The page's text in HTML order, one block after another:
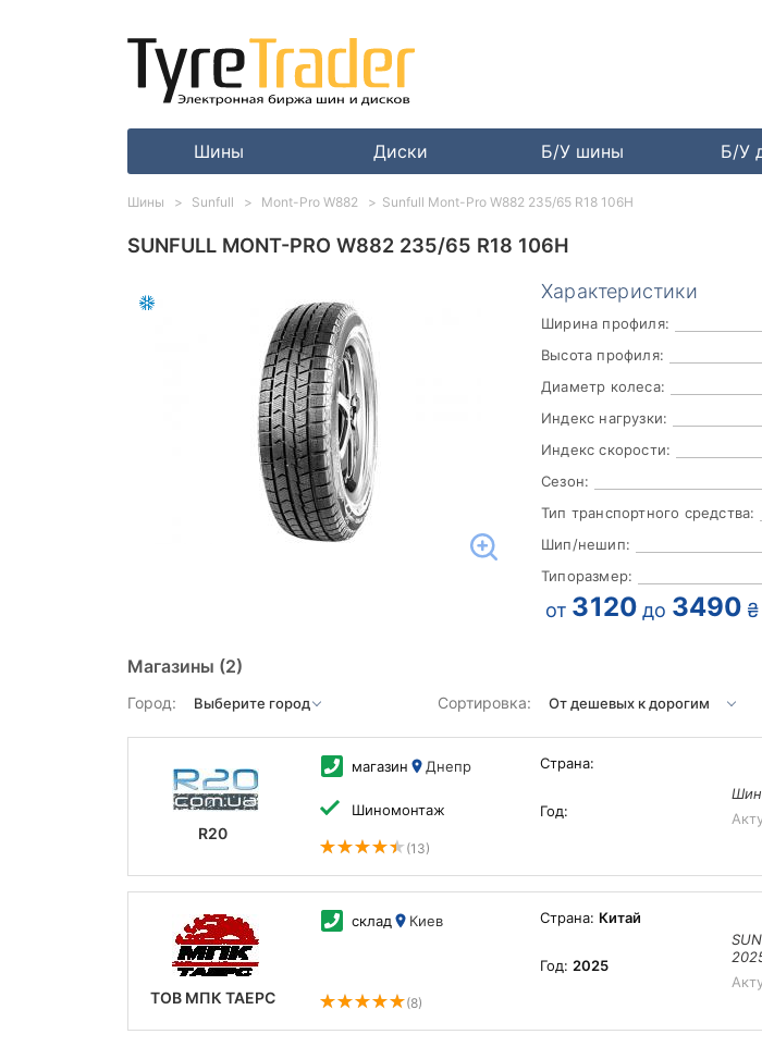
Шины Диски Б/У шины Б/У
SUNFULL MONT-PRO W882 235/65 R18 106H
Характеристики
Ширина профиля:
Высота профиля:
Диаметр колеса:
Индекс нагрузки:
Индекс скорости:
Сезон:
Тип транспортного средства:
Шип/нешип:
Типоразмер:
от 3120 до 3490 ₴
Магазины (2)
Город: Сортировка:
R20
магазин Днепр
Шиномонтаж
(13)
Страна:
Год:
ТОВ МПК ТАЕРС
склад Киев
(8)
Страна: Китай
Год: 2025
Шины Sunfull Mont-Pro W882 Sunfull Mont-Pro W882 235/65 R18 106H